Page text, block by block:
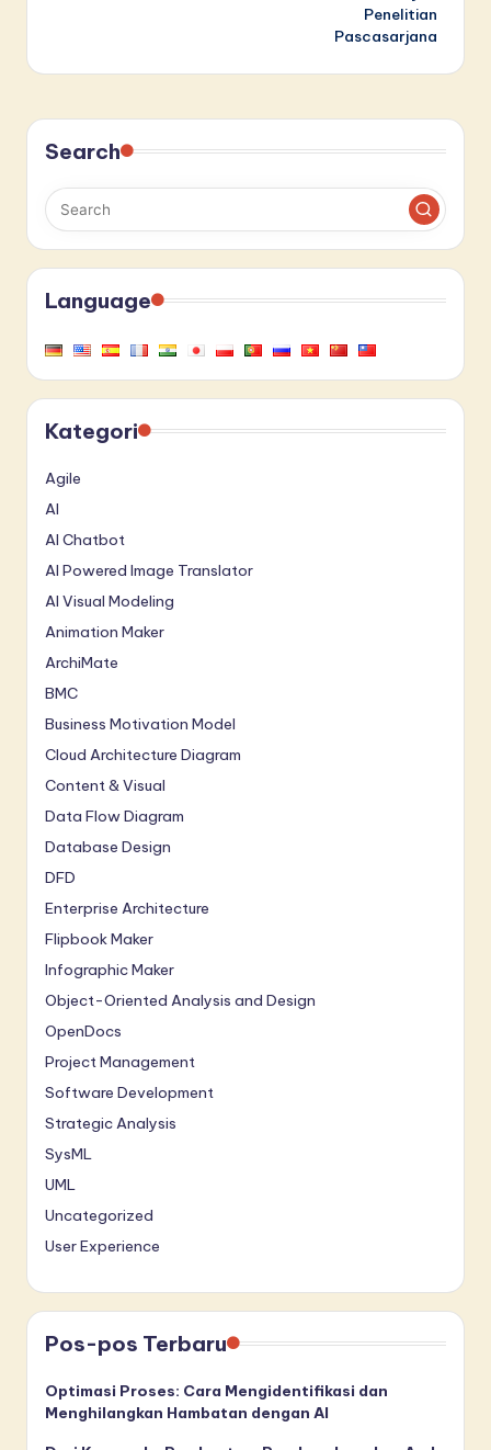
Penelitian
Pascasarjana
Search
Language
Kategori
Agile
AI
AI Chatbot
AI Powered Image Translator
AI Visual Modeling
Animation Maker
ArchiMate
BMC
Business Motivation Model
Cloud Architecture Diagram
Content & Visual
Data Flow Diagram
Database Design
DFD
Enterprise Architecture
Flipbook Maker
Infographic Maker
Object-Oriented Analysis and Design
OpenDocs
Project Management
Software Development
Strategic Analysis
SysML
UML
Uncategorized
User Experience
Pos-pos Terbaru
Optimasi Proses: Cara Mengidentifikasi dan
Menghilangkan Hambatan dengan AI